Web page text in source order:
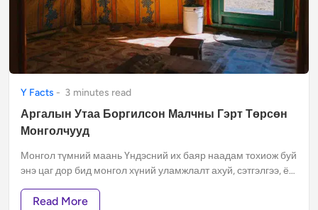
Y Facts - 3 minutes read
Аргалын Утаа Боргилсон Малчны Гэрт Төрсөн
Монголчууд
Монгол түмний маань Үндэсний их баяр наадам тохиож буй
энэ цаг дор бид монгол хүний уламжлалт ахуй, сэтгэлгээ, ёс
билээ.
Read More